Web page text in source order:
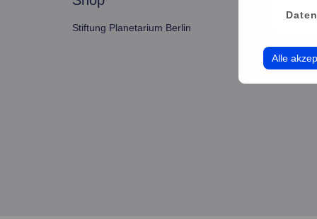
Alle
Stiftung Planetarium Berlin